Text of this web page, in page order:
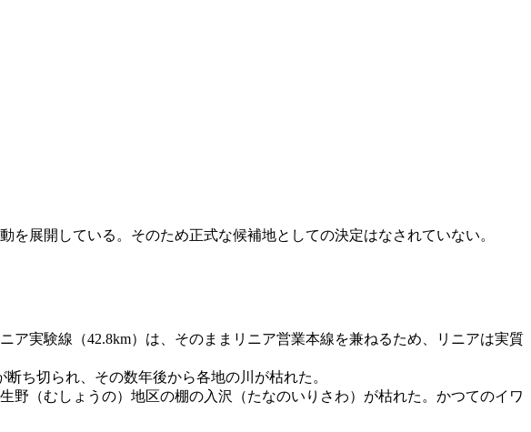
展開している。そのため正式な候補地としての決定はなされていない。
実験線（42.8km）は、そのままリニア営業本線を兼ねるため、リニアは実質
ち切られ、その数年後から各地の川が枯れた。
（むしょうの）地区の棚の入沢（たなのいりさわ）が枯れた。かつてのイワ